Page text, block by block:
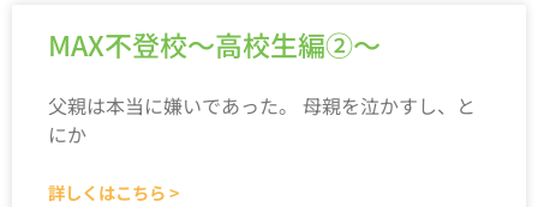
MAX不登校～高校生編②～
父親は本当に嫌いであった。 母親を泣かすし、と
にか
詳しくはこちら >